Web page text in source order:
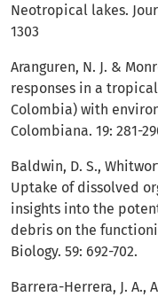
Neotropical lakes.
1303
Aranguren, N. J. &
responses in a
Colombia) with
Colombiana. 19: 281-
Baldwin, D. S.,
Uptake of dissolved
insights into the
debris on the
Biology. 59: 692-702.
Barrera-Herrera, J. A.,